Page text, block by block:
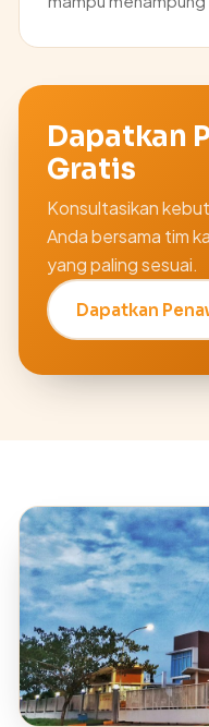
Dapatkan
Gratis
Konsultasikan
Anda bersama tim
yang paling sesuai.
Dapatkan